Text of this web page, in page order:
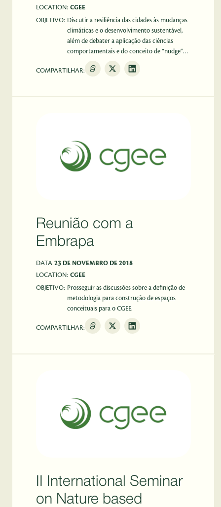
LOCATION: CGEE
OBJETIVO: Discutir a resiliência das cidades às mudanças
climáticas e o desenvolvimento sustentável,
além de debater a aplicação das ciências
comportamentais e do conceito de “nudge"
em políticas públicas.
COMPARTILHAR:
Reunião com a
Embrapa
DATA 23 DE NOVEMBRO DE 2018
LOCATION: CGEE
OBJETIVO: Prosseguir as discussões sobre a definição de
metodologia para construção de espaços
conceituais para o CGEE.
COMPARTILHAR:
II International Seminar
on Nature based